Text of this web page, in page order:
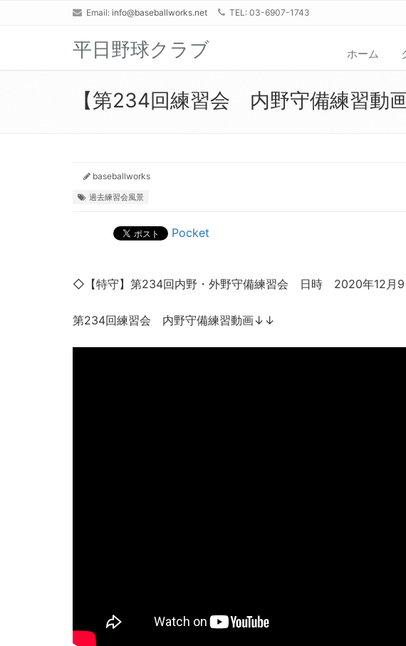
Email: info@baseballworks.net TEL: 03-6907-1743
平日野球クラブ ホーム
【第234回練習会 内野守備練習動画
baseballworks
過去練習会風景
Pocket
◇【特守】第234回内野・外野守備練習会 日時 2020年12月9
第234回練習会 内野守備練習動画↓↓